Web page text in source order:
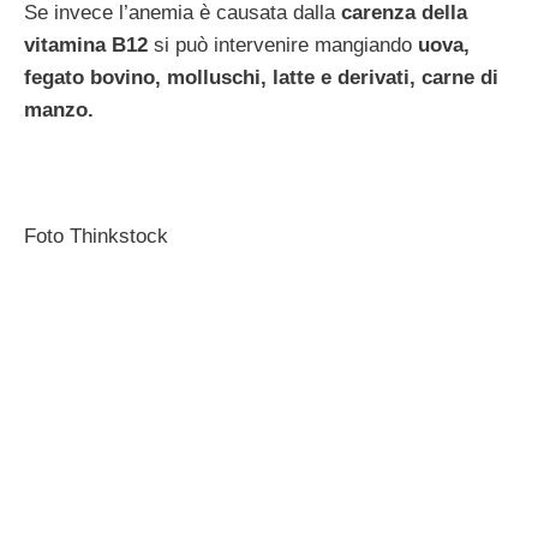
Se invece l’anemia è causata dalla carenza della
vitamina B12 si può intervenire mangiando uova,
fegato bovino, molluschi, latte e derivati, carne di
manzo.
Foto Thinkstock